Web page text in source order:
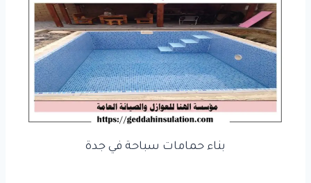
بناء حمامات سباحة في جدة